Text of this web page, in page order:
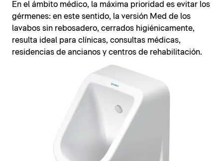
En el ámbito médico, la máxima prioridad es evitar los
gérmenes: en este sentido, la versión Med de los
lavabos sin rebosadero, cerrados higiénicamente,
resulta ideal para clínicas, consultas médicas,
residencias de ancianos y centros de rehabilitación.